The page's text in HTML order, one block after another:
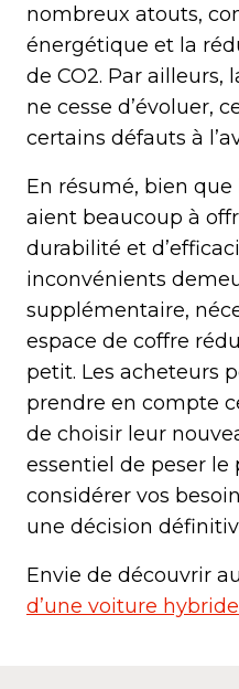
nombreux atouts,
énergétique et la
de CO2. Par
ne cesse d’évoluer,
certains défauts à
En résumé, bien
aient beaucoup à
durabilité et
inconvénients
supplémentaire,
espace de coffre
petit. Les acheteurs
prendre en compte
de choisir leur
essentiel de peser
considérer vos
une décision
Envie de découvrir
d’une voiture hybride